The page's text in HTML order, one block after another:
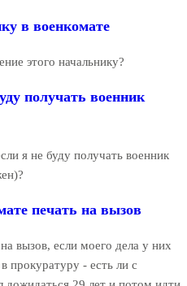
в военкомате
этого начальнику?
получать военник
я не буду получать военник
печать на вызов
вызов, если моего дела у них
прокуратуру - есть ли с